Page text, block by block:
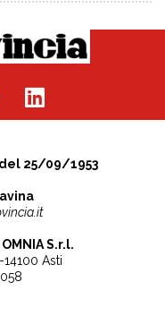
25/09/1953
S.r.l.
Asti